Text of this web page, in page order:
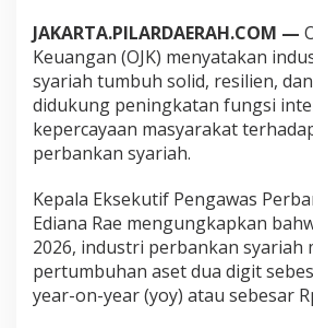
u
h
S
l
i
e
k
e
l
a
JAKARTA.PILARDAERAH.COM —
Keuangan (OJK) menyatakan
syariah tumbuh solid, resilien,
didukung peningkatan fungsi
kepercayaan masyarakat
perbankan syariah.
Kepala Eksekutif Pengawas
Ediana Rae mengungkapkan
2026, industri perbankan syariah
pertumbuhan aset dua digit
year-on-year (yoy) atau sebesar